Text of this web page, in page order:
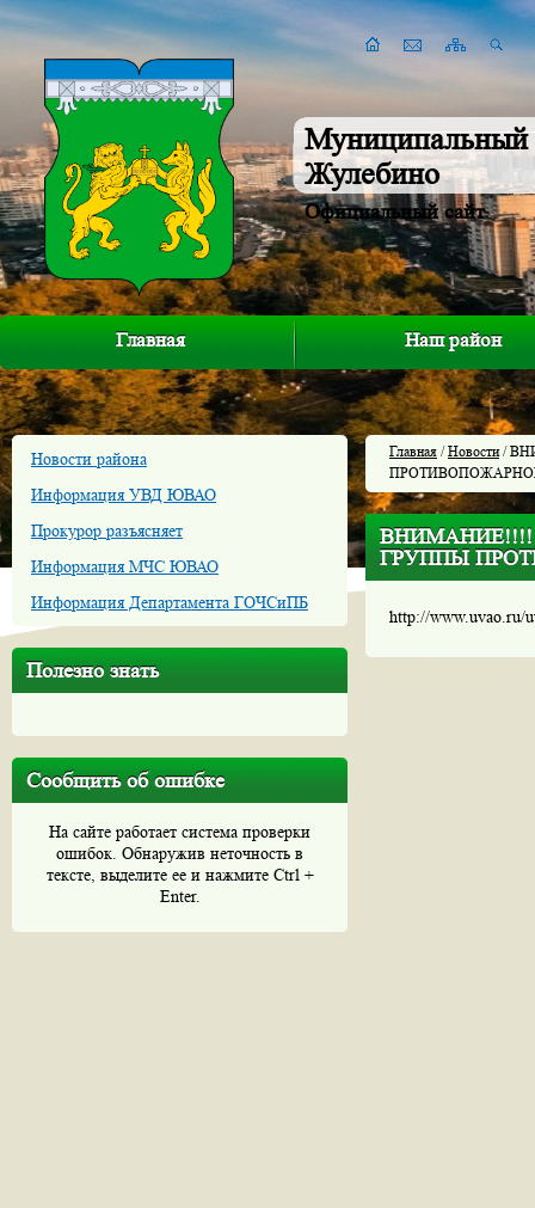
Муниципальный
Жулебино
Официальный сайт
Главная Наш район
Новости района
Информация УВД ЮВАО
Прокурор разъясняет
Информация МЧС ЮВАО
Информация Департамента ГОЧСиПБ
Полезно знать
Сообщить об ошибке
На сайте работает система проверки
ошибок. Обнаружив неточность в
тексте, выделите ее и нажмите Ctrl +
Enter.
Главная /Новости/
ВНИМАНИЕ!!!!
ГРУППЫ
http://www.uvao.ru/